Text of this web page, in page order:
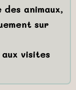
animaux,
sur
visites